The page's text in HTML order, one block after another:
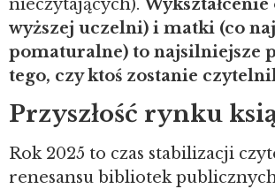
nieczytających).
wyższej uczelni) i matki (co
pomaturalne) to najsilniejsze
tego, czy ktoś zostanie
Przyszłość rynku
Rok 2025 to czas stabilizacji
renesansu bibliotek